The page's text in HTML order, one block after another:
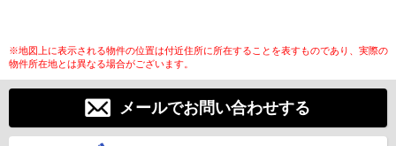
※地図上に表示される物件の位置は付近住所に所在することを表すものであり、実際の
物件所在地とは異なる場合がございます。
メールでお問い合わせする